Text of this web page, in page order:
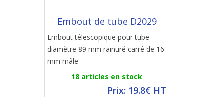
Embout de tube D2029
Embout télescopique pour tube
diamètre 89 mm rainuré carré de 16
mm mâle
18 articles en stock
Prix: 19.8€ HT